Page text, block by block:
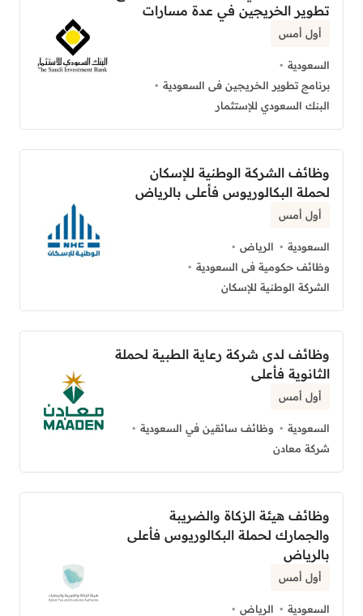
تطوير الخريجين في عدة مسارات
أول أمس
السعودية
برنامج تطوير الخريجين فى السعودية
البنك السعودي للإستثمار
وظائف الشركة الوطنية للإسكان
لحملة البكالوريوس فأعلى بالرياض
أول أمس
السعودية
الرياض
وظائف حكومية فى السعودية
الشركة الوطنية للإسكان
وظائف لدى شركة رعاية الطبية لحملة
الثانوية فأعلى
أول أمس
السعودية
وظائف سائقين في السعودية
شركة معادن
وظائف هيئة الزكاة والضريبة
والجمارك لحملة البكالوريوس فأعلى
بالرياض
أول أمس
السعودية
الرياض